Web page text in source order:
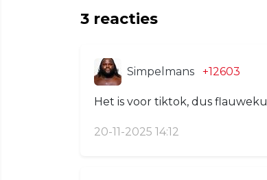
3 reacties
Simpelmans +12603
Het is voor tiktok, dus flauwekul
20-11-2025 14:12